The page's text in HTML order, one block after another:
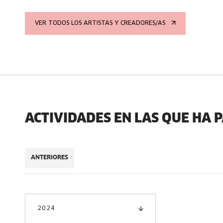
VER TODOS LOS ARTISTAS Y CREADORES/AS
ACTIVIDADES EN LAS QUE HA
ANTERIORES
2024